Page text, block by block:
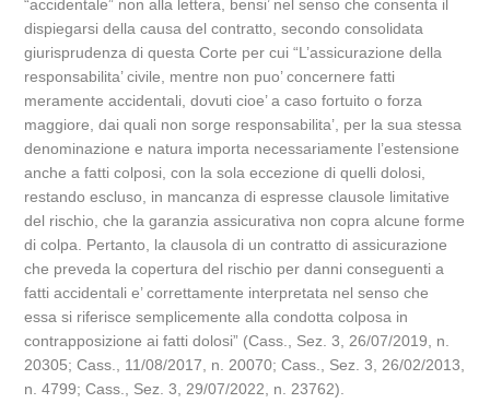
“accidentale” non alla lettera, bensi’ nel senso che consenta il
dispiegarsi della causa del contratto, secondo consolidata
giurisprudenza di questa Corte per cui “L’assicurazione della
responsabilita’ civile, mentre non puo’ concernere fatti
meramente accidentali, dovuti cioe’ a caso fortuito o forza
maggiore, dai quali non sorge responsabilita’, per la sua stessa
denominazione e natura importa necessariamente l’estensione
anche a fatti colposi, con la sola eccezione di quelli dolosi,
restando escluso, in mancanza di espresse clausole limitative
del rischio, che la garanzia assicurativa non copra alcune forme
di colpa. Pertanto, la clausola di un contratto di assicurazione
che preveda la copertura del rischio per danni conseguenti a
fatti accidentali e’ correttamente interpretata nel senso che
essa si riferisce semplicemente alla condotta colposa in
contrapposizione ai fatti dolosi” (Cass., Sez. 3, 26/07/2019, n.
20305; Cass., 11/08/2017, n. 20070; Cass., Sez. 3, 26/02/2013,
n. 4799; Cass., Sez. 3, 29/07/2022, n. 23762).